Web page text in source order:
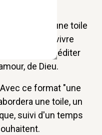
devant une toile
comprendre, vivre
et méditer
de Dieu.
ce format "une
une toile, un
suivi d'un temps